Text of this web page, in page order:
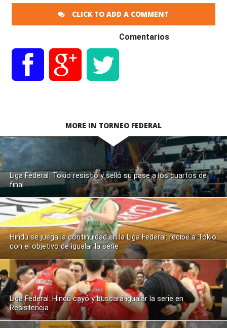
CLICK TO ADD A COMMENT
Comentarios
MORE IN TORNEO FEDERAL
Liga Federal: Tokio resistió y selló su pase a los cuartos de
final
Hindú se juega la continuidad en la Liga Federal: recibe a Tokio
con el objetivo de igualar la serie
Liga Federal: Hindú cayó y buscará igualar la serie en
Resistencia